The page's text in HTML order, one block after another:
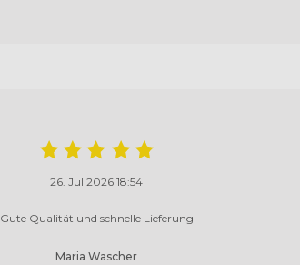
26. Jul 2026 18:54
Gute Qualität und schnelle Lieferung
Maria Wascher